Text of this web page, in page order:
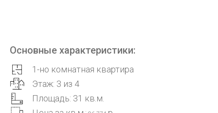
Основные характеристики:
1-но комнатная квартира
Этаж: 3 из 4
Площадь: 31 кв.м.